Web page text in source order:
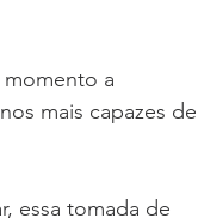
a
mais capazes de
essa tomada de